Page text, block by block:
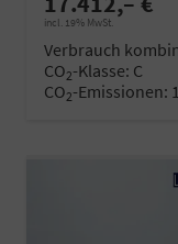
incl. 19% MwSt.
Verbrauch
CO2-Klasse: C
CO2-Emissionen: